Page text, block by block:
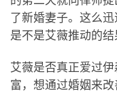
了新婚妻子。这么
是不是艾薇推动的结
艾薇是否真正爱过
富，想通过婚姻来改